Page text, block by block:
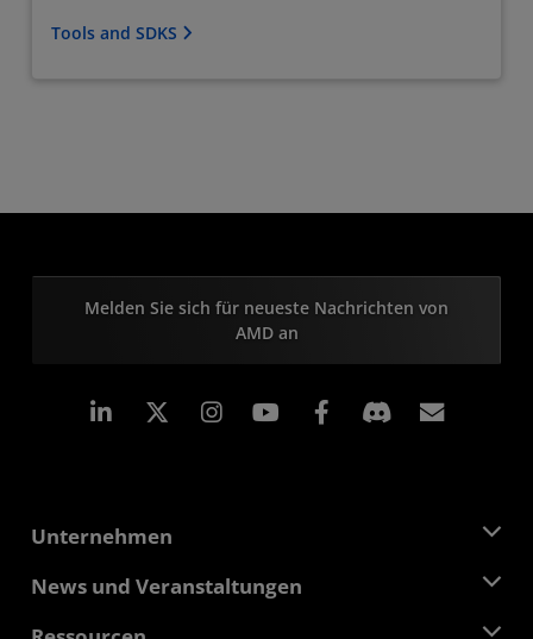
Tools and SDKS
Melden Sie sich für neueste Nachrichten von
AMD an
LinkedIn Instagram Facebook
Unternehmen
Über AMD
News und Veranstaltungen
Pressebereich